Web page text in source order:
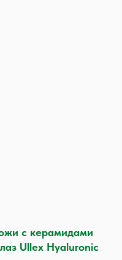
с керамидами
Ullex Hyaluronic